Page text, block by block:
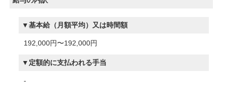
基本給（月額平均）又は時間額
192,000円〜192,000円
定額的に支払われる手当
-